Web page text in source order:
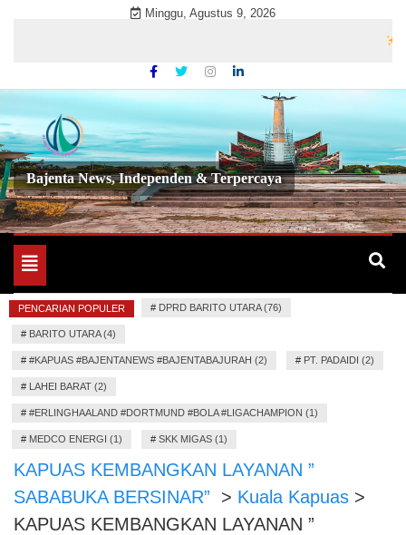
Minggu, Agustus 9, 2026
Bajenta News, Independen & Terpercaya
Toggle
navigation
PENCARIAN POPULER # DPRD BARITO UTARA (76)
# BARITO UTARA (4)
# #KAPUAS #BAJENTANEWS #BAJENTABAJURAH (2) # PT. PADAIDI (2)
# LAHEI BARAT (2)
# #ERLINGHAALAND #DORTMUND #BOLA #LIGACHAMPION (1)
# MEDCO ENERGI (1) # SKK MIGAS (1)
KAPUAS KEMBANGKAN LAYANAN ”
SABABUKA BERSINAR”
> Kuala Kapuas >
KAPUAS KEMBANGKAN LAYANAN ”